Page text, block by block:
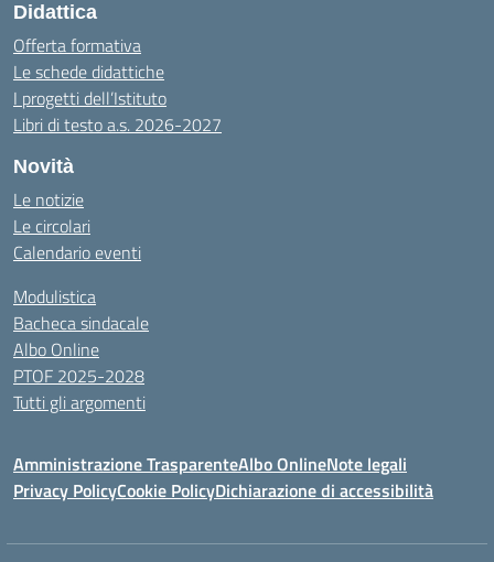
Didattica
Offerta formativa
Le schede didattiche
I progetti dell’Istituto
Libri di testo a.s. 2026-2027
Novità
Le notizie
Le circolari
Calendario eventi
Modulistica
Bacheca sindacale
Albo Online
PTOF 2025-2028
Tutti gli argomenti
Amministrazione TrasparenteAlbo OnlineNote legali
Privacy PolicyCookie PolicyDichiarazione di accessibilità